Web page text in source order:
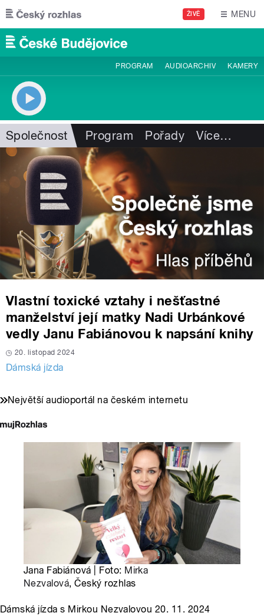
Přejít k hlavnímu obsahu
ŽIVĚ MENU
PROGRAM AUDIOARCHIV KAMERY
Společnost Program Pořady Více…
Vlastní toxické vztahy i nešťastné
manželství její matky Nadi Urbánkové
vedly Janu Fabiánovou k napsání knihy
20. listopad 2024
Dámská jízda
Největší audioportál na českém internetu
Jana Fabiánová | Foto: Mirka
Nezvalová, Český rozhlas
Dámská jízda s Mirkou Nezvalovou 20. 11. 2024